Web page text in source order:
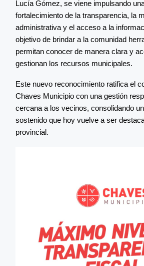
Lucía Gómez, se viene impulsando
fortalecimiento de la transparencia, la
administrativa y el acceso a la
objetivo de brindar a la comunidad
permitan conocer de manera clara y
gestionan los recursos municipales.
Este nuevo reconocimiento ratifica el
Chaves Municipio con una gestión
cercana a los vecinos, consolidando
sostenido que hoy vuelve a ser
provincial.